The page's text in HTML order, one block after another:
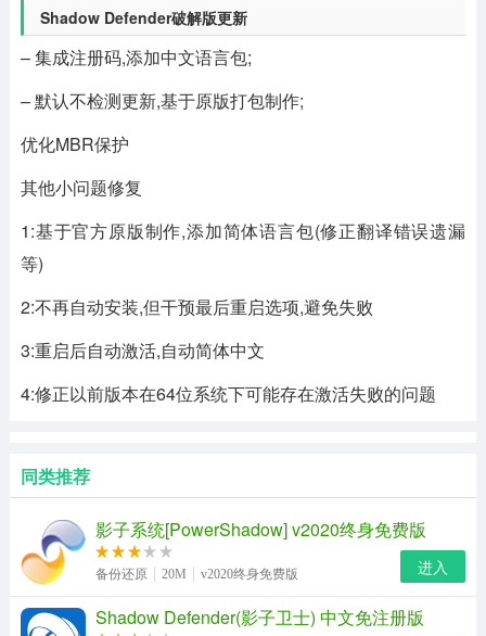
Shadow Defender破解版更新
– 集成注册码,添加中文语言包;
– 默认不检测更新,基于原版打包制作;
优化MBR保护
其他小问题修复
1:基于官方原版制作,添加简体语言包(修正翻译错误遗漏
等)
2:不再自动安装,但干预最后重启选项,避免失败
3:重启后自动激活,自动简体中文
4:修正以前版本在64位系统下可能存在激活失败的问题
同类推荐
影子系统[PowerShadow] v2020终身免费版
备份还原 20M v2020终身免费版 进入
Shadow Defender(影子卫士) 中文免注册版